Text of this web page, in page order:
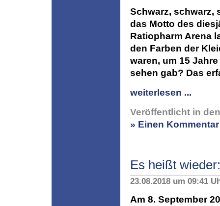
Schwarz, schwarz,
das Motto des
Ratiopharm Arena
den Farben der
waren, um 15
sehen gab? Das
weiterlesen ...
Veröffentlicht in
» Einen
Es heißt
23.08.2018 um 09:41
Am 8. September